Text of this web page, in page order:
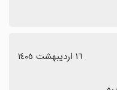
١٦ اردیبهشت ١٤٠٥